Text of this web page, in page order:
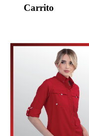
Carrito